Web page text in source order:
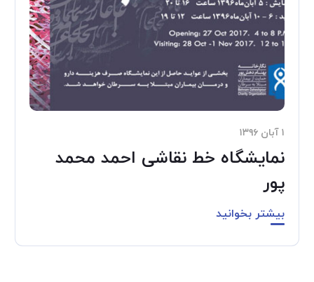
۱ آبان ۱۳۹۶
نمایشگاه خط نقاشی احمد محمد
پور
بیشتر بخوانید